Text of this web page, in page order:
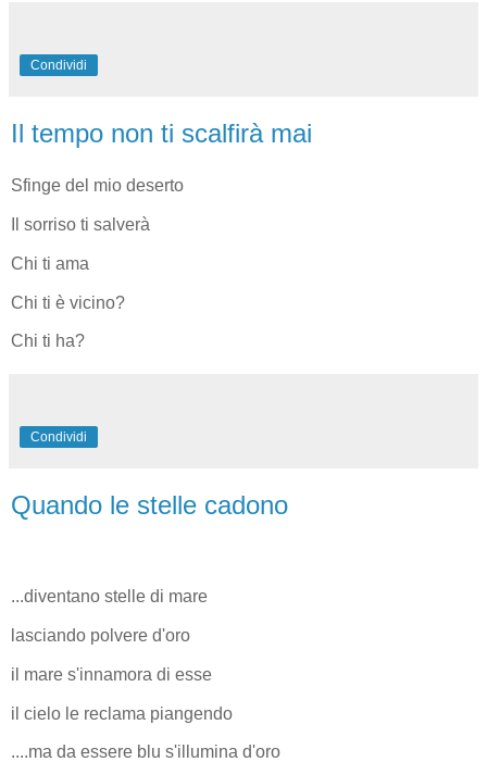
Condividi
Il tempo non ti scalfirà mai
Sfinge del mio deserto
Il sorriso ti salverà
Chi ti ama
Chi ti è vicino?
Chi ti ha?
Condividi
Quando le stelle cadono
...diventano stelle di mare
lasciando polvere d'oro
il mare s'innamora di esse
il cielo le reclama piangendo
....ma da essere blu s'illumina d'oro